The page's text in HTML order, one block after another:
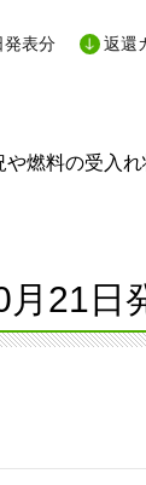
発表分 返還
や燃料の受入
月21日